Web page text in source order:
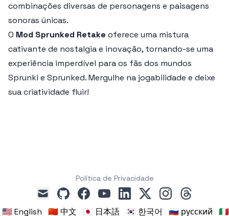
combinações diversas de personagens e paisagens
sonoras únicas.
O Mod Sprunked Retake oferece uma mistura
cativante de nostalgia e inovação, tornando-se uma
experiência imperdível para os fãs dos mundos
Sprunki e Sprunked. Mergulhe na jogabilidade e deixe
sua criatividade fluir!
Política de Privacidade
mail
githubfacebookyoutubelinkedin
x instagramthreads
🇺🇸 English 🇨🇳 中文 🇯🇵 日本語 🇰🇷 한국어 🇷🇺 русский 🇮🇹